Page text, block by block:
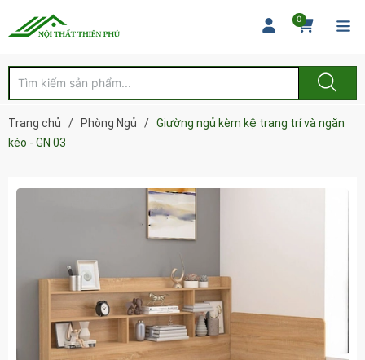
0
Trang chủ / Phòng Ngủ / Giường ngủ kèm kệ trang trí và ngăn
kéo - GN 03